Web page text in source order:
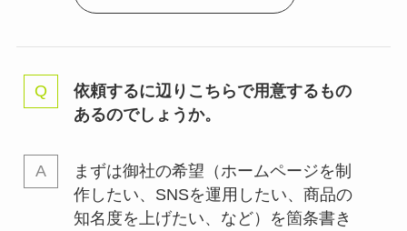
依頼するに辺りこちらで用意するもの
あるのでしょうか。
まずは御社の希望（ホームページを制
作したい、SNSを運用したい、商品の
知名度を上げたい、など）を箇条書き